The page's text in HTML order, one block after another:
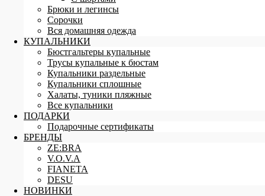
Брюки и легинсы
Сорочки
Вся домашняя одежда
КУПАЛЬНИКИ
Бюстгальтеры купальные
Трусы купальные к бюстам
Купальники раздельные
Купальники сплошные
Халаты, туники пляжные
Все купальники
ПОДАРКИ
Подарочные сертификаты
БРЕНДЫ
ZE:BRA
V.O.V.A
FIANETA
DESU
НОВИНКИ